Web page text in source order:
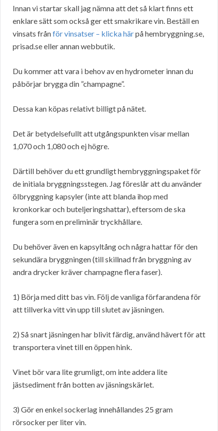
Innan vi startar skall jag nämna att det så klart finns ett
enklare sätt som också ger ett smakrikare vin. Beställ en
vinsats frånför vinsatser – klicka härpå hembryggning.se,
prisad.se eller annan webbutik.
Du kommer att vara i behov av en hydrometer innan du
påbörjar brygga din ”champagne”.
Dessa kan köpas relativt billigt på nätet.
Det är betydelsefullt att utgångspunkten visar mellan
1,070 och 1,080 och ej högre.
Därtill behöver du ett grundligt hembryggningspaket för
de initiala bryggningsstegen. Jag föreslår att du använder
ölbryggning kapsyler (inte att blanda ihop med
kronkorkar och buteljeringshattar), eftersom de ska
fungera som en preliminär tryckhållare.
Du behöver även en kapsyltång och några hattar för den
sekundära bryggningen (till skillnad från bryggning av
andra drycker kräver champagne flera faser).
1) Börja med ditt bas vin. Följ de vanliga förfarandena för
att tillverka vitt vin upp till slutet av jäsningen.
2) Så snart jäsningen har blivit färdig, använd hävert för att
transportera vinet till en öppen hink.
Vinet bör vara lite grumligt, om inte addera lite
jästsediment från botten av jäsningskärlet.
3) Gör en enkel sockerlag innehållandes 25 gram
rörsocker per liter vin.